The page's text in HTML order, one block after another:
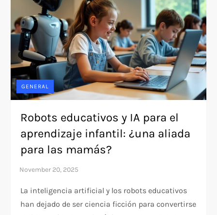
GENERAL
Robots educativos y IA para el
aprendizaje infantil: ¿una aliada
para las mamás?
La inteligencia artificial y los robots educativos
han dejado de ser ciencia ficción para convertirse